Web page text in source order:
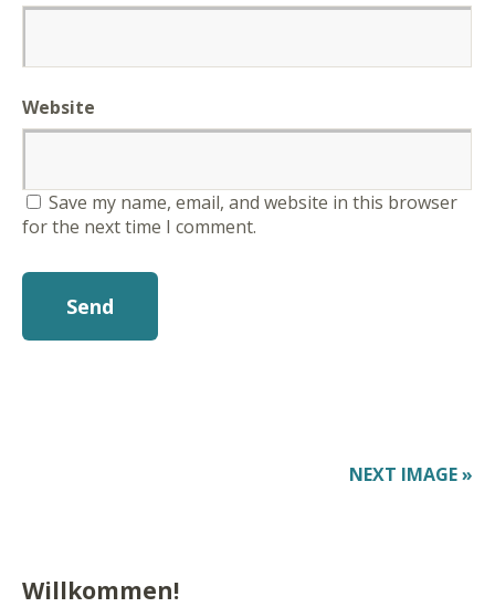
Website
Save my name, email, and website in this browser
for the next time I comment.
NEXT IMAGE »
Willkommen!